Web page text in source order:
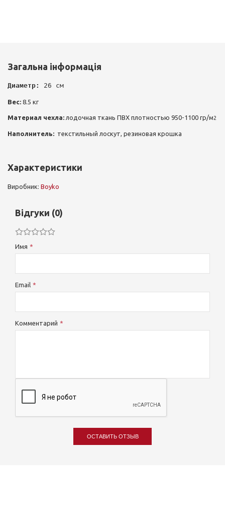
Загальна інформація
Диаметр: 26 см
Вес: 8.5 кг
Материал чехла: лодочная ткань ПВХ плотностью 950-1100 гр/м2
Наполнитель: текстильный лоскут, резиновая крошка
Характеристики
Виробник: Boyko
Відгуки (0)
Имя
Email
Комментарий
ОСТАВИТЬ ОТЗЫВ